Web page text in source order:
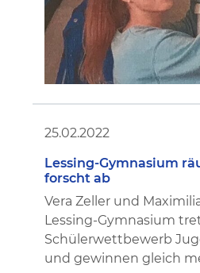
25.02.2022
Lessing-Gymnasium
forscht ab
Vera Zeller und
Lessing-Gymnasium
Schülerwettbewerb
und gewinnen gleich